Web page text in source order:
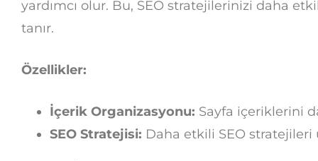
yardımcı olur. Bu, SEO stratejilerinizi daha
tanır.
Özellikler:
İçerik Organizasyonu: Sayfa içeriklerini
SEO Stratejisi: Daha etkili SEO stratejileri